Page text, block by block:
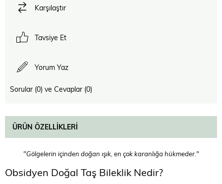
Karşılaştır
Tavsiye Et
Yorum Yaz
Sorular (0) ve Cevaplar (0)
ÜRÜN ÖZELLIKLERI
"Gölgelerin içinden doğan ışık, en çok karanlığa hükmeder."
Obsidyen Doğal Taş Bileklik Nedir?